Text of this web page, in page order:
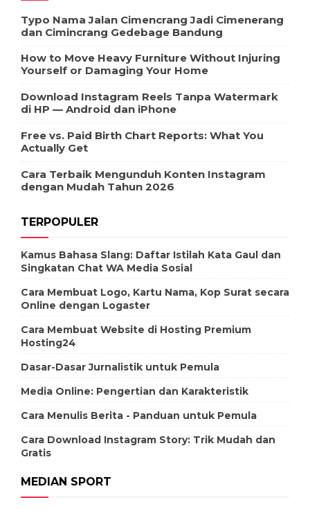
Typo Nama Jalan Cimencrang Jadi Cimenerang
dan Cimincrang Gedebage Bandung
How to Move Heavy Furniture Without Injuring
Yourself or Damaging Your Home
Download Instagram Reels Tanpa Watermark
di HP — Android dan iPhone
Free vs. Paid Birth Chart Reports: What You
Actually Get
Cara Terbaik Mengunduh Konten Instagram
dengan Mudah Tahun 2026
TERPOPULER
Kamus Bahasa Slang: Daftar Istilah Kata Gaul dan
Singkatan Chat WA Media Sosial
Cara Membuat Logo, Kartu Nama, Kop Surat secara
Online dengan Logaster
Cara Membuat Website di Hosting Premium
Hosting24
Dasar-Dasar Jurnalistik untuk Pemula
Media Online: Pengertian dan Karakteristik
Cara Menulis Berita - Panduan untuk Pemula
Cara Download Instagram Story: Trik Mudah dan
Gratis
MEDIAN SPORT